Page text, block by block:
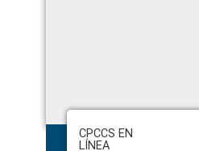
Footer
CPCCS EN
LÍNEA